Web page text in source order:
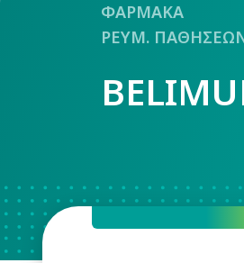
ΦΑΡΜΑΚΑ
ΡΕΥΜ.